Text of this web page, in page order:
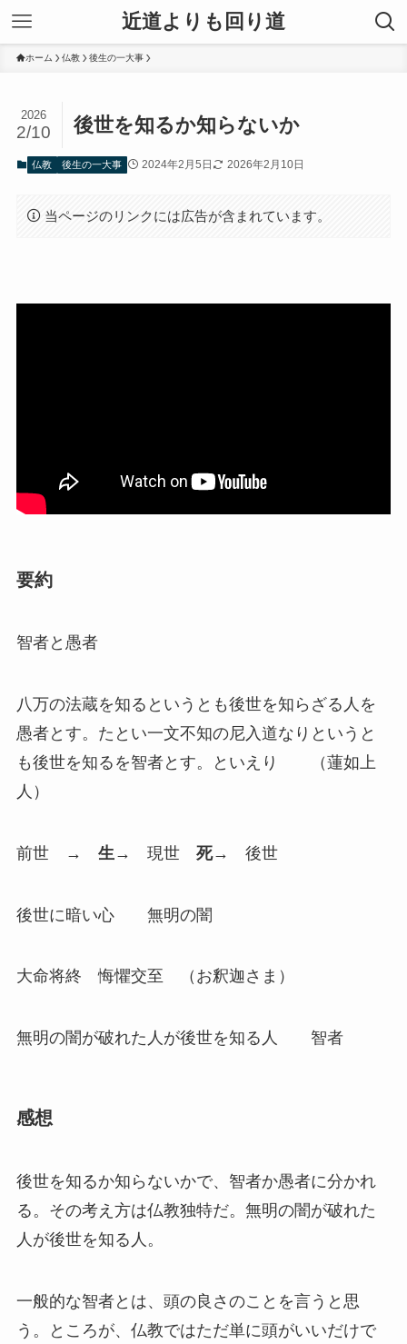
近道よりも回り道
ホーム 仏教 後生の一大事
後世を知るか知らないか
2026
2/10
仏教 後生の一大事 2024年2月5日 2026年2月10日
当ページのリンクには広告が含まれています。
要約
智者と愚者
八万の法蔵を知るというとも後世を知らざる人を
愚者とす。たとい一文不知の尼入道なりというと
も後世を知るを智者とす。といえり （蓮如上
人）
前世 → 生 → 現世 死→ 後世
後世に暗い心 無明の闇
大命将終 悔懼交至 （お釈迦さま）
無明の闇が破れた人が後世を知る人 智者
感想
後世を知るか知らないかで、智者か愚者に分かれ
る。その考え方は仏教独特だ。無明の闇が破れた
人が後世を知る人。
一般的な智者とは、頭の良さのことを言うと思
う。ところが、仏教ではただ単に頭がいいだけで